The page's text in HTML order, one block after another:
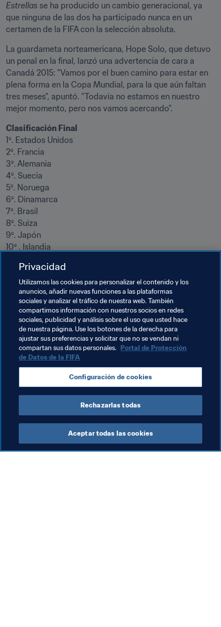
Estrellas se ha producido un cambio generacional, ya
que ninguna de las dos ha participado nunca en un
certamen de la FIFA con la selección absoluta.
La guardameta norteamericana, Hope Solo, que detuvo
un penal en la final, lanzó una advertencia de cara a
Canadá 2015: "Vamos por el buen camino para estar en
plena forma en la Copa Mundial, para la que aún faltan
tres meses", apuntó. "Todavía no estamos en nuestro
mejor momento, pero nos vamos acercando".
1º. Estados Unidos
2º. Francia
3º. Alemania
4º. Suecia
5º. Noruega
6º. Dinamarca
7º. Brasil
8º. Suiza
9º. Japón
10º . Islandia
12º. RP China
Temas relacionados
Brazil China PR Denmark France
Alemania Iceland Japan Norway
Portugal Sweden Switzerland USA
AFC UEFA Concacaf CONMEBOL
Privacidad
Utilizamos las cookies para personalizar el contenido y los
anuncios, añadir nuevas funciones a las plataformas
sociales y analizar el tráfico de nuestra web. También
compartimos información con nuestros socios en redes
sociales, publicidad y análisis sobre el uso que usted hace
de nuestra página. Use los botones de la derecha para
ajustar sus preferencias y solicitar que no se vendan ni
compartan sus datos personales. Portal de Protección
de Datos de la FIFA
Configuración de cookies
Rechazarlas todas
Aceptar todas las cookies